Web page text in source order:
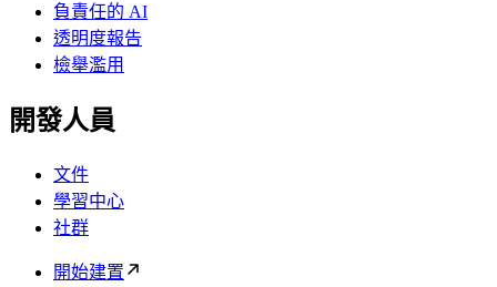
負責任的 AI
透明度報告
檢舉濫用
開發人員
文件
學習中心
社群
開始建置